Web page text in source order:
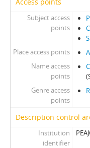
Subject access
points
Place access points
Name access
points
Genre access
points
Description control
Institution
identifier